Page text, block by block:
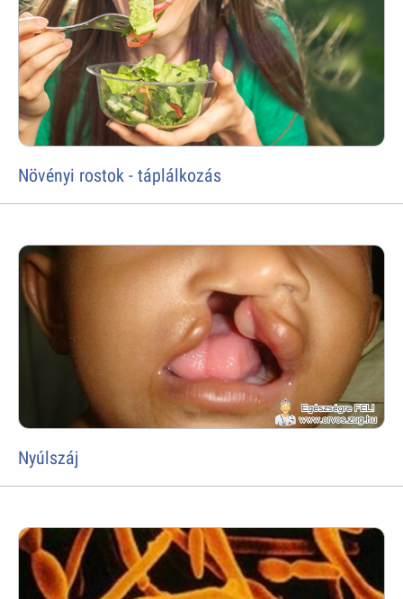
Növényi rostok - táplálkozás
Nyúlszáj